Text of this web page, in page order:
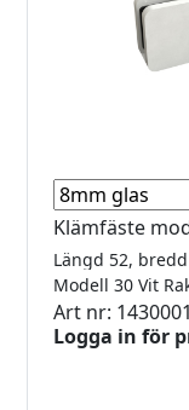
Klämfäste
Modell 30 Vit
Art nr:
Logga in för